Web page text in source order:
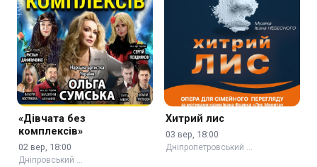
«Дівчата без
комплексів»
02 вер, 18:00
Дніпровський …
Хитрий лис
03 вер, 18:00
Дніпропетровський …